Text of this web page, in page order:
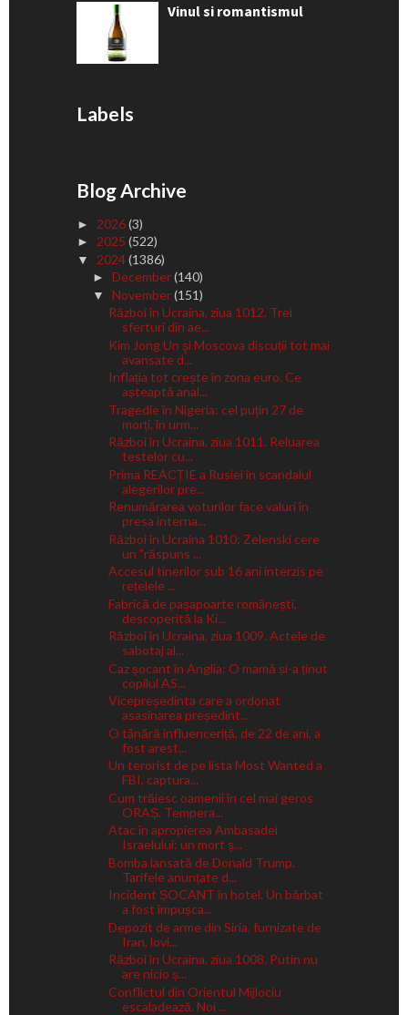
Vinul si romantismul
Labels
Blog Archive
► 2026(3)
► 2025 (522)
▼ 2024(1386)
► December(140)
▼ November(151)
Război în Ucraina, ziua 1012. Trei
sferturi din ae...
Kim Jong Un şi Moscova discuții tot mai
avansate d...
Inflația tot crește în zona euro. Ce
așteaptă anal...
Tragedie în Nigeria: cel puțin 27 de
morți, în urm...
Război în Ucraina, ziua 1011. Reluarea
testelor cu...
Prima REACȚIE a Rusiei în scandalul
alegerilor pre...
Renumărarea voturilor face valuri în
presa interna...
Război în Ucraina 1010: Zelenski cere
un "răspuns ...
Accesul tinerilor sub 16 ani interzis pe
rețelele ...
Fabrică de pașapoarte românești,
descoperită la Ki...
Război în Ucraina, ziua 1009. Actele de
sabotaj al...
Caz șocant în Anglia: O mamă și-a ținut
copilul AS...
Vicepreședinta care a ordonat
asasinarea președint...
O tânără influenceriță, de 22 de ani, a
fost arest...
Un terorist de pe lista Most Wanted a
FBI, captura...
Cum trăiesc oamenii în cel mai geros
ORAȘ. Tempera...
Atac în apropierea Ambasadei
Israelului: un mort ș...
Bomba lansată de Donald Trump.
Tarifele anunțate d...
Incident ȘOCANT în hotel. Un bărbat
a fost împușca...
Depozit de arme din Siria, furnizate de
Iran, lovi...
Război în Ucraina, ziua 1008. Putin nu
are nicio ș...
Conflictul din Orientul Mijlociu
escaladează. Noi ...